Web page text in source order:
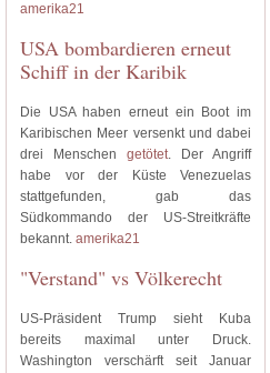
amerika21
USA bombardieren erneut
Schiff in der Karibik
Die USA haben erneut ein Boot im
Karibischen Meer versenkt und dabei
drei Menschen getötet. Der Angriff
habe vor der Küste Venezuelas
stattgefunden, gab das
Südkommando der US-Streitkräfte
bekannt. amerika21
"Verstand" vs Völkerecht
US-Präsident Trump sieht Kuba
bereits maximal unter Druck.
Washington verschärft seit Januar